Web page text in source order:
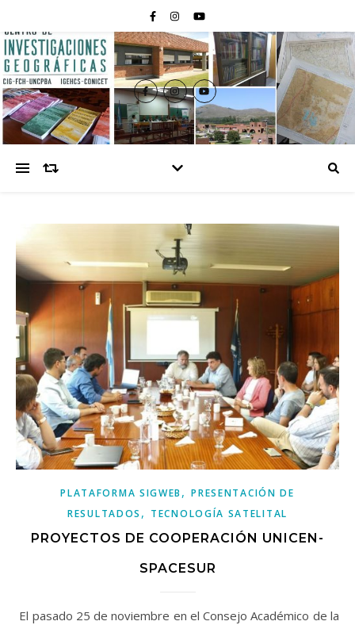
PLATAFORMA SIGWEB ,PRESENTACIÓN DE
RESULTADOS , TECNOLOGÍA SATELITAL
PROYECTOS DE COOPERACIÓN UNICEN-
SPACESUR
El pasado 25 de noviembre en el Consejo Académico de la